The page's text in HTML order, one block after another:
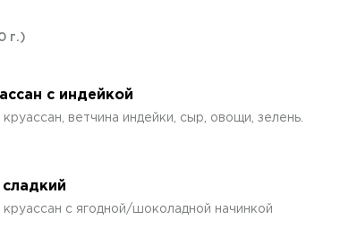
г.)
с индейкой
ветчина индейки, сыр, овощи, зелень.
сладкий
с ягодной/шоколадной начинкой